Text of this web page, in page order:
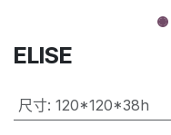
ELISE
尺寸: 120*120*38h